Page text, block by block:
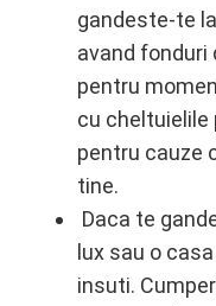
gandeste-te
avand
pentru
cu cheltuielile
pentru cauze
tine.
Daca te
lux sau o
insuti.